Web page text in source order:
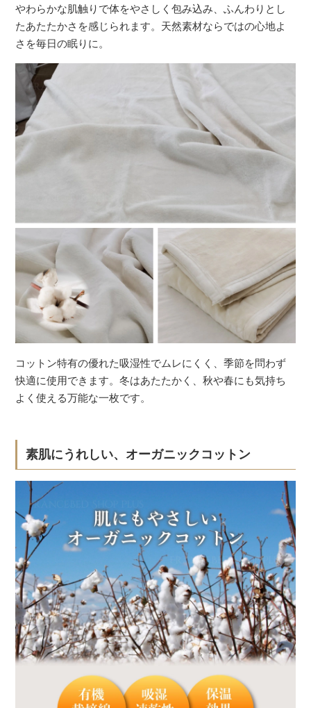
やわらかな肌触りで体をやさしく包み込み、ふんわりとし
たあたたかさを感じられます。天然素材ならではの心地よ
さを毎日の眠りに。
コットン特有の優れた吸湿性でムレにくく、季節を問わず
快適に使用できます。冬はあたたかく、秋や春にも気持ち
よく使える万能な一枚です。
素肌にうれしい、オーガニックコットン